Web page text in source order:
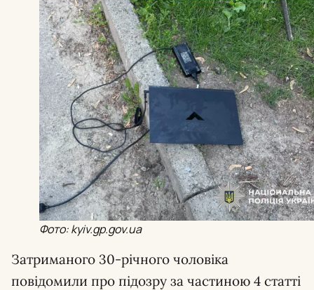
Фото: kyiv.gp.gov.ua
Затриманого 30-річного чоловіка
повідомили про підозру за частиною 4 статті